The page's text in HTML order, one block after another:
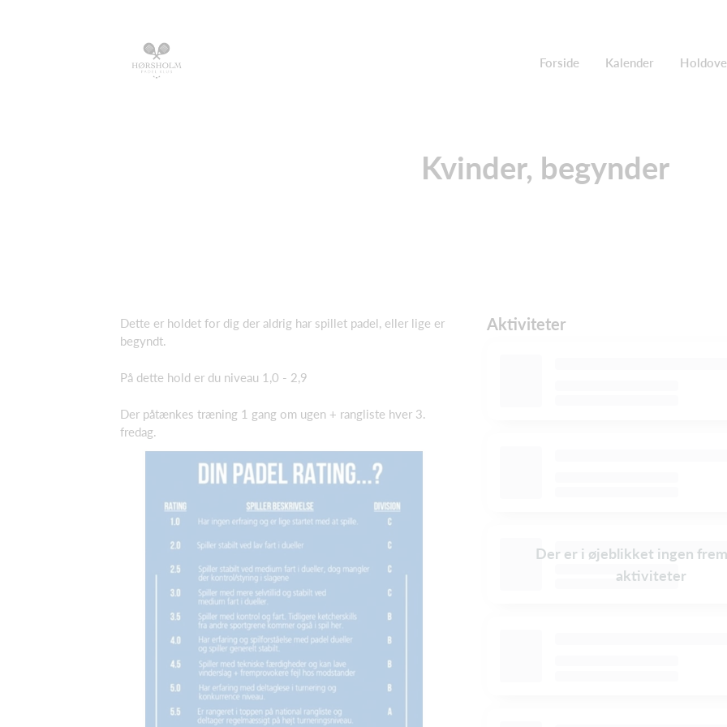
Forside Kalender
Kvinder, begynder
Dette er holdet for dig der aldrig har spillet padel, eller lige er
begyndt.
På dette hold er du niveau 1,0 - 2,9
Der påtænkes træning 1 gang om ugen + rangliste hver 3.
fredag.
Aktiviteter
Der er i øjeblikket ingen
aktiviteter